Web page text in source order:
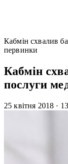
Кабмін схвалив
первинки
Кабмін
послуги
25 квітня 2018 ·